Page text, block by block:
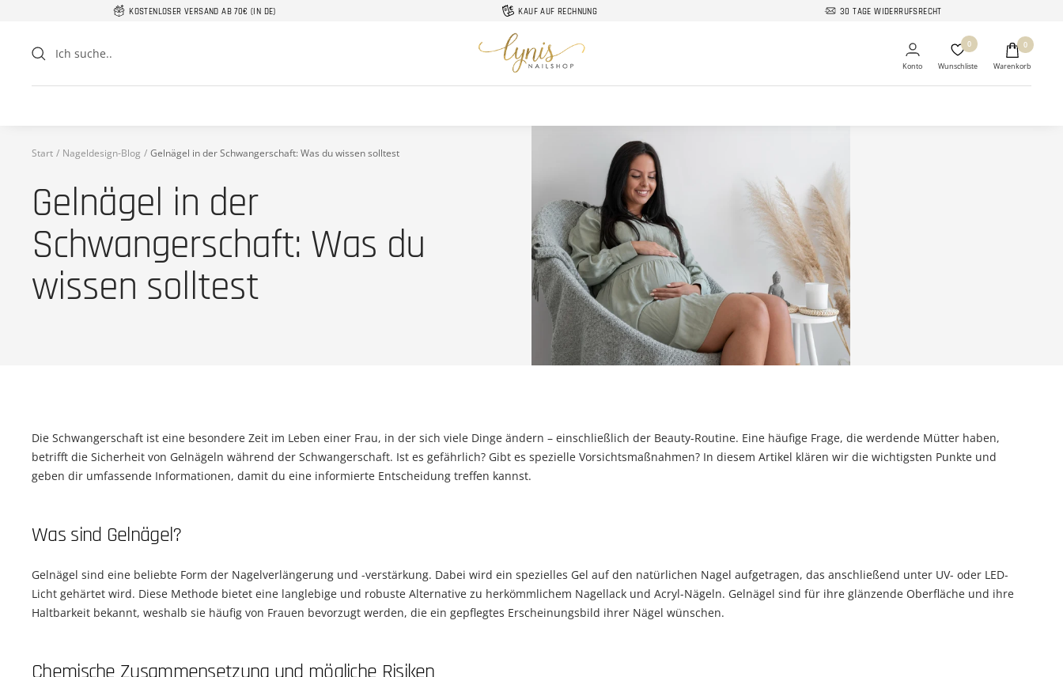
KOSTENLOSER VERSAND AB 70€ (IN DE) KAUF AUF RECHNUNG 30 TAGE WIDERRUFSRECHT
Nailshop
0 0
Start Nageldesign-Blog Gelnägel in der Schwangerschaft: Was du wissen solltest
Gelnägel in der
Schwangerschaft: Was du
wissen solltest
Die Schwangerschaft ist eine besondere Zeit im Leben einer Frau, in der sich viele Dinge ändern – einschließlich der Beauty-Routine. Eine häufige Frage, die werdende Mütter haben,
betrifft die Sicherheit von Gelnägeln während der Schwangerschaft. Ist es gefährlich? Gibt es spezielle Vorsichtsmaßnahmen? In diesem Artikel klären wir die wichtigsten Punkte und
geben dir umfassende Informationen, damit du eine informierte Entscheidung treffen kannst.
Was sind Gelnägel?
Gelnägel sind eine beliebte Form der Nagelverlängerung und -verstärkung. Dabei wird ein spezielles Gel auf den natürlichen Nagel aufgetragen, das anschließend unter UV- oder LED-
Licht gehärtet wird. Diese Methode bietet eine langlebige und robuste Alternative zu herkömmlichem Nagellack und Acryl-Nägeln. Gelnägel sind für ihre glänzende Oberfläche und ihre
Haltbarkeit bekannt, weshalb sie häufig von Frauen bevorzugt werden, die ein gepflegtes Erscheinungsbild ihrer Nägel wünschen.